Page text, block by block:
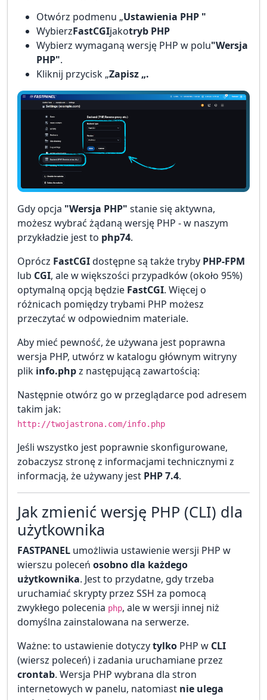
Otwórz podmenu „Ustawienia PHP "
WybierzFastCGIjakotryb PHP
Wybierz wymaganą wersję PHP w polu"Wersja
PHP".
Kliknij przycisk „Zapisz „.
Gdy opcja "Wersja PHP" stanie się aktywna,
możesz wybrać żądaną wersję PHP - w naszym
przykładzie jest to php74.
Oprócz FastCGIdostępne są także tryby PHP-FPM
lub CGI, ale w większości przypadków (około 95%)
optymalną opcją będzie FastCGI. Więcej o
różnicach pomiędzy trybami PHP możesz
przeczytać w odpowiednim materiale.
Aby mieć pewność, że używana jest poprawna
wersja PHP, utwórz w katalogu głównym witryny
plik info.phpz następującą zawartością:
Następnie otwórz go w przeglądarce pod adresem
takim jak:
http://twojastrona.com/info.php
Jeśli wszystko jest poprawnie skonfigurowane,
zobaczysz stronę z informacjami technicznymi z
informacją, że używany jest PHP 7.4.
Jak zmienić wersję PHP (CLI) dla
użytkownika
FASTPANEL umożliwia ustawienie wersji PHP w
wierszu poleceń osobno dla każdego
użytkownika. Jest to przydatne, gdy trzeba
uruchamiać skrypty przez SSH za pomocą
zwykłego polecenia php, ale w wersji innej niż
domyślna zainstalowana na serwerze.
Ważne: to ustawienie dotyczytylko PHP w CLI
(wiersz poleceń) i zadania uruchamiane przez
crontab. Wersja PHP wybrana dla stron
internetowych w panelu, natomiast nie ulega